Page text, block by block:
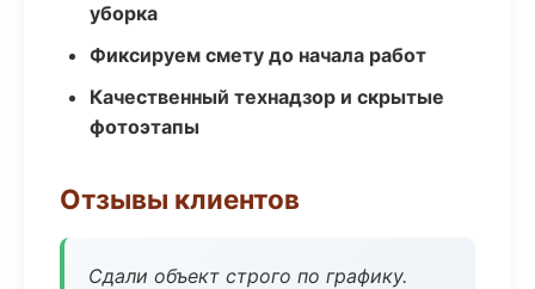
уборка
Фиксируем смету до начала работ
Качественный технадзор и скрытые
фотоэтапы
Отзывы клиентов
Сдали объект строго по графику.